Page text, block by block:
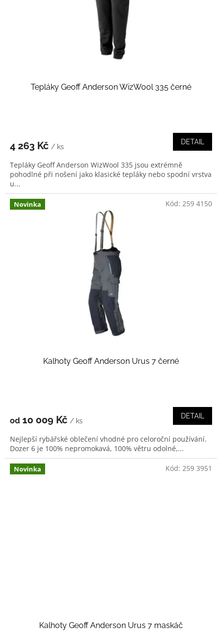
Tepláky Geoff Anderson WizWool 335 černé
4 263 Kč / ks
DETAIL
Tepláky Geoff Anderson WizWool 335 jsou extrémně
pohodlné při nošení jako klasické tepláky nebo spodní vrstva
u...
Novinka
Kalhoty Geoff Anderson Urus 7 černé
od 10 009 Kč / ks
DETAIL
Nejlepší rybářské oblečení vhodné pro celoroční používání.
Dozer 6 je 100% nepromokavá, 100% větru odolné,...
Kód: 259 4150
Novinka
Kalhoty Geoff Anderson Urus 7 maskáč
Kód: 259 3951